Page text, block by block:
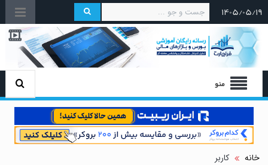
۱۴۰۵/۰۵/۱۹
منو
خانه کاربر